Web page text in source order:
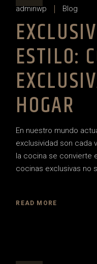
adminwp
Blog
ESTILO:
HOGAR
En nuestro mundo
exclusividad son cada
la cocina se convierte
cocinas exclusivas no
READ MORE